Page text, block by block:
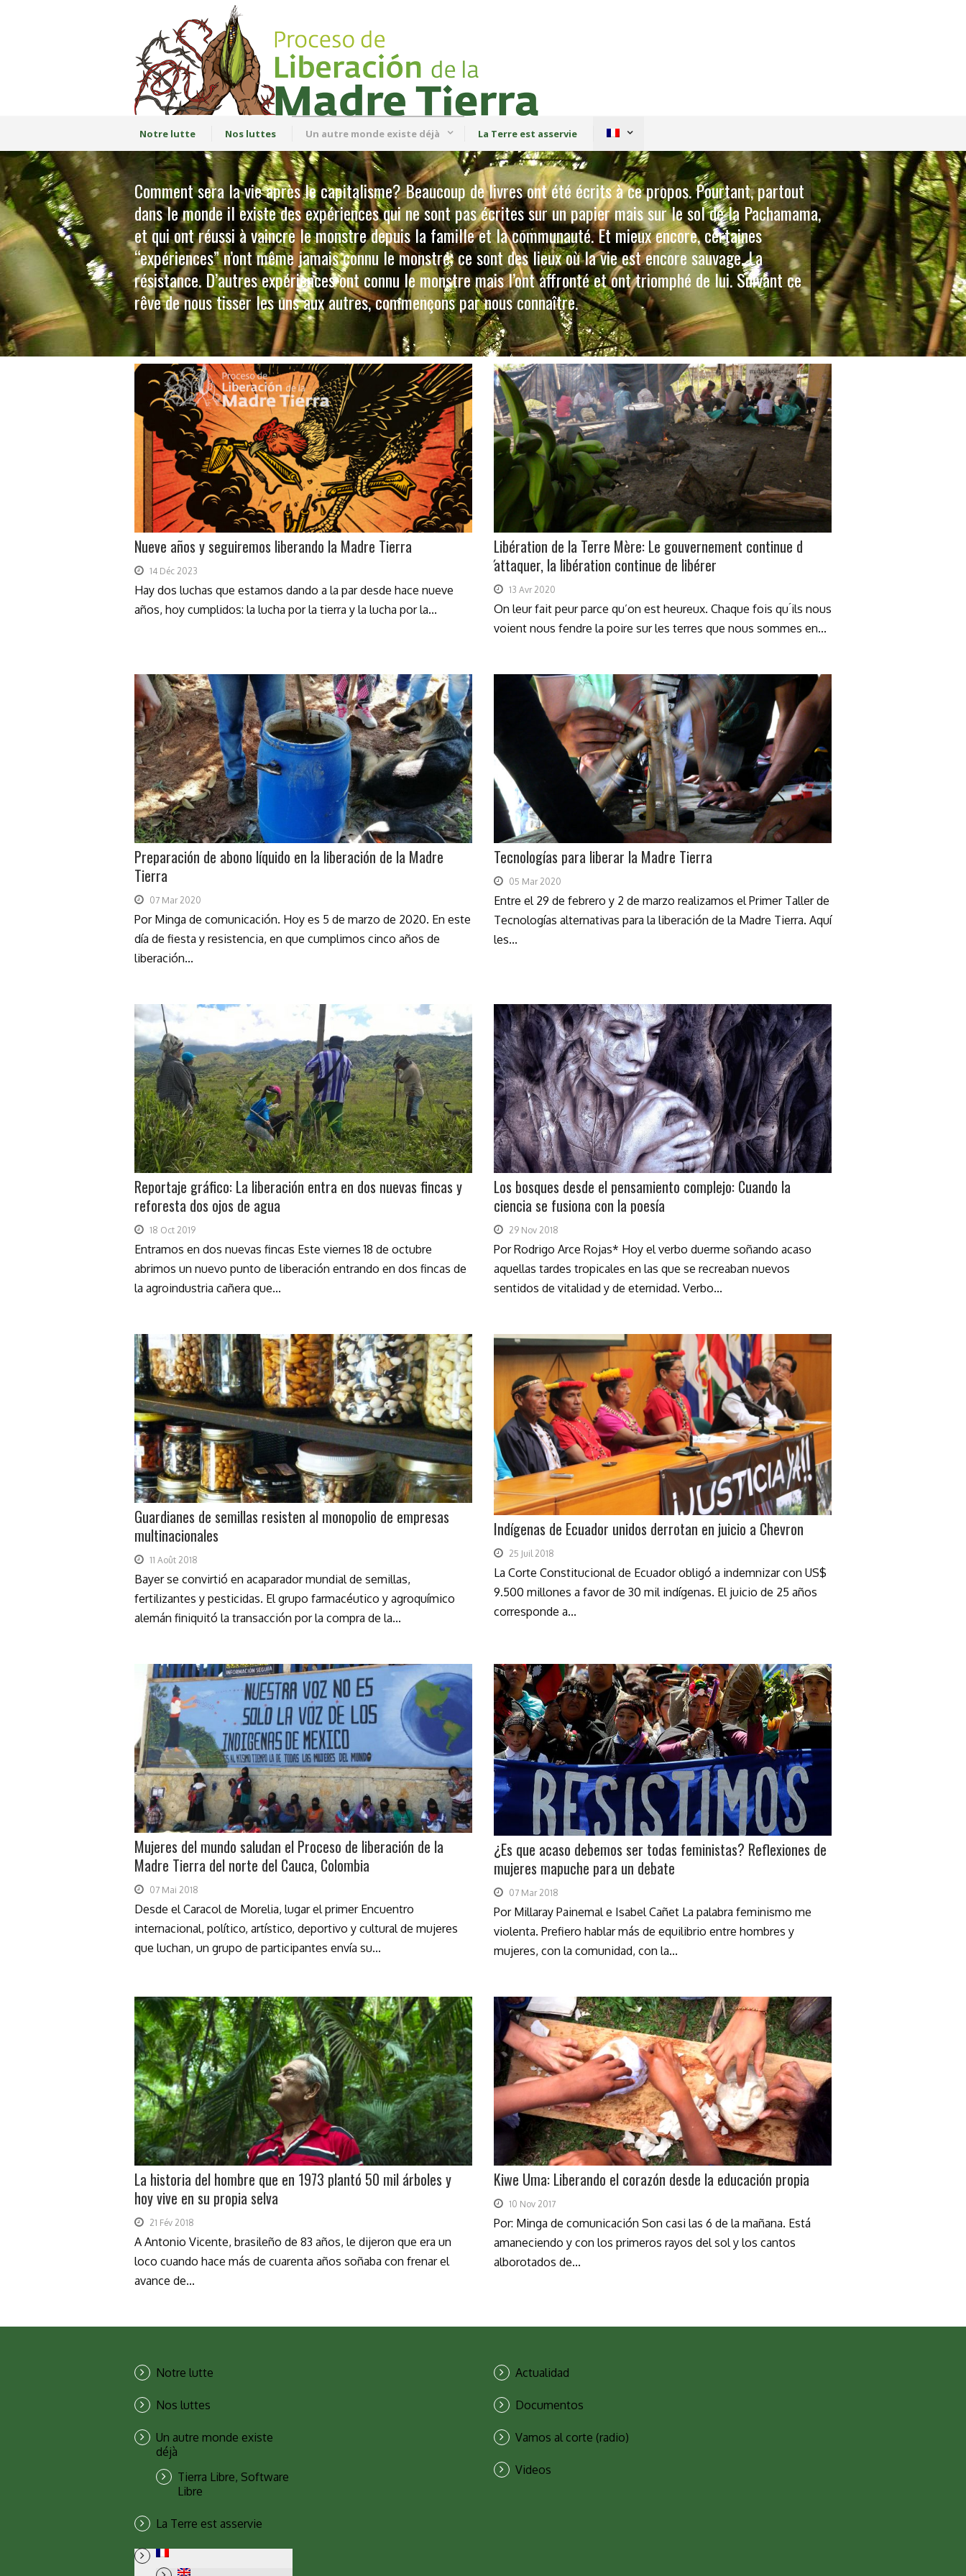
Notre lutte Nos luttes Un autre monde existe déjà La Terre est asservie
Comment sera la vie après le capitalisme? Beaucoup de livres ont été écrits à ce propos. Pourtant, partout
dans le monde il existe des expériences qui ne sont pas écrites sur un papier mais sur le sol de la Pachamama,
et qui ont réussi à vaincre le monstre depuis la famille et la communauté. Et mieux encore, certaines
“expériences” n’ont même jamais connu le monstre; ce sont des lieux où la vie est encore sauvage. La
résistance. D’autres expériences ont connu le monstre mais l’ont affronté et ont triomphé de lui. Suivant ce
rêve de nous tisser les uns aux autres, commençons par nous connaître.
Nueve años y seguiremos liberando la Madre Tierra
14 Déc 2023
Hay dos luchas que estamos dando a la par desde hace nueve
años, hoy cumplidos: la lucha por la tierra y la lucha por la...
Libération de la Terre Mère: Le gouvernement continue d
́attaquer, la libération continue de libérer
13 Avr 2020
On leur fait peur parce qu’on est heureux. Chaque fois qu ́ils nous
voient nous fendre la poire sur les terres que nous sommes en...
Preparación de abono líquido en la liberación de la Madre
Tierra
07 Mar 2020
Por Minga de comunicación. Hoy es 5 de marzo de 2020. En este
día de fiesta y resistencia, en que cumplimos cinco años de
liberación...
Tecnologías para liberar la Madre Tierra
05 Mar 2020
Entre el 29 de febrero y 2 de marzo realizamos el Primer Taller de
Tecnologías alternativas para la liberación de la Madre Tierra. Aquí
les...
Reportaje gráfico: La liberación entra en dos nuevas fincas y
reforesta dos ojos de agua
18 Oct 2019
Entramos en dos nuevas fincas Este viernes 18 de octubre
abrimos un nuevo punto de liberación entrando en dos fincas de
la agroindustria cañera que...
Los bosques desde el pensamiento complejo: Cuando la
ciencia se fusiona con la poesía
29 Nov 2018
Por Rodrigo Arce Rojas* Hoy el verbo duerme soñando acaso
aquellas tardes tropicales en las que se recreaban nuevos
sentidos de vitalidad y de eternidad. Verbo...
Guardianes de semillas resisten al monopolio de empresas
multinacionales
11 Août 2018
Bayer se convirtió en acaparador mundial de semillas,
fertilizantes y pesticidas. El grupo farmacéutico y agroquímico
alemán finiquitó la transacción por la compra de la...
Indígenas de Ecuador unidos derrotan en juicio a Chevron
25 Juil 2018
La Corte Constitucional de Ecuador obligó a indemnizar con US$
9.500 millones a favor de 30 mil indígenas. El juicio de 25 años
corresponde a...
Mujeres del mundo saludan el Proceso de liberación de la
Madre Tierra del norte del Cauca, Colombia
07 Mai 2018
Desde el Caracol de Morelia, lugar el primer Encuentro
internacional, político, artístico, deportivo y cultural de mujeres
que luchan, un grupo de participantes envía su...
¿Es que acaso debemos ser todas feministas? Reflexiones de
mujeres mapuche para un debate
07 Mar 2018
Por Millaray Painemal e Isabel Cañet La palabra feminismo me
violenta. Prefiero hablar más de equilibrio entre hombres y
mujeres, con la comunidad, con la...
La historia del hombre que en 1973 plantó 50 mil árboles y
hoy vive en su propia selva
21 Fév 2018
A Antonio Vicente, brasileño de 83 años, le dijeron que era un
loco cuando hace más de cuarenta años soñaba con frenar el
avance de...
Kiwe Uma: Liberando el corazón desde la educación propia
10 Nov 2017
Por: Minga de comunicación Son casi las 6 de la mañana. Está
amaneciendo y con los primeros rayos del sol y los cantos
alborotados de...
Notre lutte
Nos luttes
Un autre monde existe
déjà
Tierra Libre, Software
Libre
La Terre est asservie
Actualidad
Documentos
Vamos al corte (radio)
Videos